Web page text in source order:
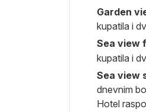
Garden
kupatila i
Sea view
kupatila i
Sea view
dnevnim
Hotel